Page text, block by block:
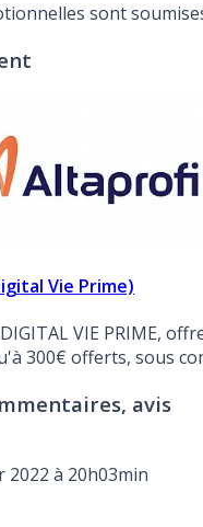
sont
Vie Prime)
DIGITAL VIE PRIME,
300€ offerts, sous
avis
2022 à 20h03min